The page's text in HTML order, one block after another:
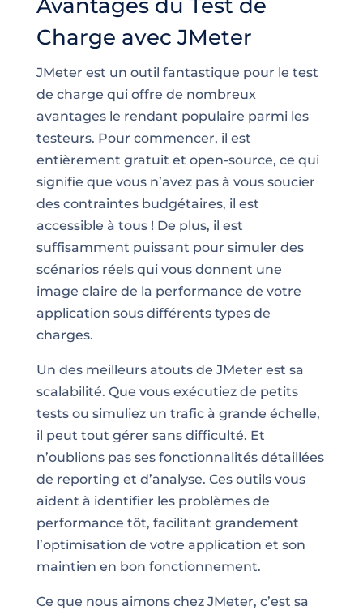
Avantages du Test de
Charge avec JMeter
JMeter est un outil fantastique pour le test
de charge qui offre de nombreux
avantages le rendant populaire parmi les
testeurs. Pour commencer, il est
entièrement gratuit et open-source, ce qui
signifie que vous n’avez pas à vous soucier
des contraintes budgétaires, il est
accessible à tous ! De plus, il est
suffisamment puissant pour simuler des
scénarios réels qui vous donnent une
image claire de la performance de votre
application sous différents types de
charges.
Un des meilleurs atouts de JMeter est sa
scalabilité. Que vous exécutiez de petits
tests ou simuliez un trafic à grande échelle,
il peut tout gérer sans difficulté. Et
n’oublions pas ses fonctionnalités détaillées
de reporting et d’analyse. Ces outils vous
aident à identifier les problèmes de
performance tôt, facilitant grandement
l’optimisation de votre application et son
maintien en bon fonctionnement.
Ce que nous aimons chez JMeter, c’est sa